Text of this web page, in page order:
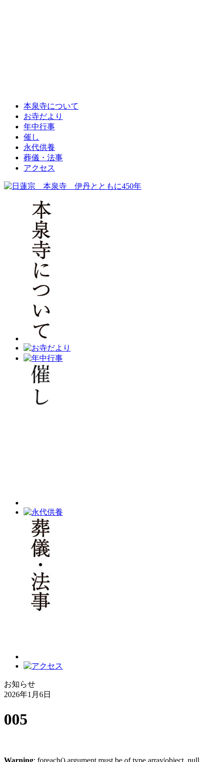
本泉寺について
お寺だより
年中行事
催し
永代供養
葬儀・法事
アクセス
お知らせ
2026年1月6日
005
Warning: foreach() argument must be of type array|object, null